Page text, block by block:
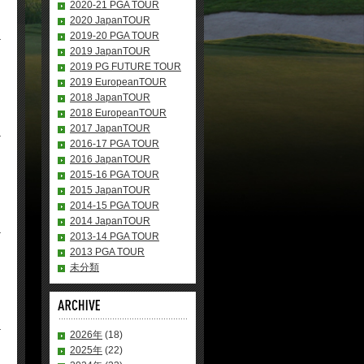
2020-21 PGA TOUR
2020 JapanTOUR
2019-20 PGA TOUR
2019 JapanTOUR
2019 PG FUTURE TOUR
2019 EuropeanTOUR
2018 JapanTOUR
2018 EuropeanTOUR
2017 JapanTOUR
2016-17 PGA TOUR
2016 JapanTOUR
2015-16 PGA TOUR
2015 JapanTOUR
2014-15 PGA TOUR
2014 JapanTOUR
2013-14 PGA TOUR
2013 PGA TOUR
未分類
2026年 (18)
2025年 (22)